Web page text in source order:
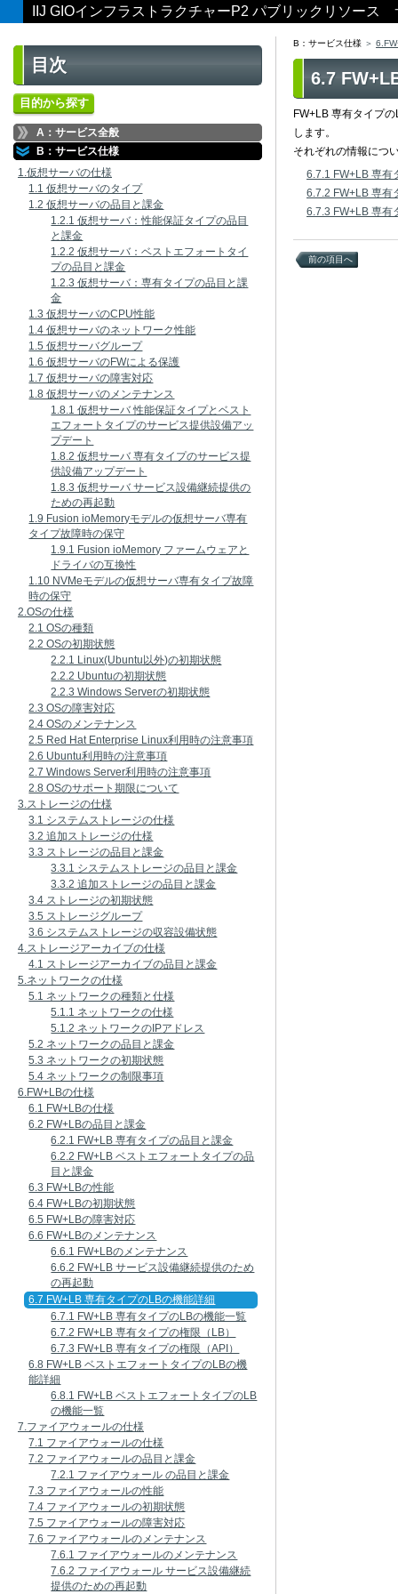
IIJ GIOインフラストラクチャーP2 パブリックリソース
目次
目的から探す
A：サービス全般
B：サービス仕様
1.仮想サーバの仕様
1.1 仮想サーバのタイプ
1.2 仮想サーバの品目と課金
1.2.1 仮想サーバ：性能保証タイプの品目
と課金
1.2.2 仮想サーバ：ベストエフォートタイ
プの品目と課金
1.2.3 仮想サーバ：専有タイプの品目と課
金
1.3 仮想サーバのCPU性能
1.4 仮想サーバのネットワーク性能
1.5 仮想サーバグループ
1.6 仮想サーバのFWによる保護
1.7 仮想サーバの障害対応
1.8 仮想サーバのメンテナンス
1.8.1 仮想サーバ 性能保証タイプとベスト
エフォートタイプのサービス提供設備アッ
プデート
1.8.2 仮想サーバ 専有タイプのサービス提
供設備アップデート
1.8.3 仮想サーバ サービス設備継続提供の
ための再起動
1.9 Fusion ioMemoryモデルの仮想サーバ専有
タイプ故障時の保守
1.9.1 Fusion ioMemory ファームウェアと
ドライバの互換性
1.10 NVMeモデルの仮想サーバ専有タイプ故障
時の保守
2.OSの仕様
2.1 OSの種類
2.2 OSの初期状態
2.2.1 Linux(Ubuntu以外)の初期状態
2.2.2 Ubuntuの初期状態
2.2.3 Windows Serverの初期状態
2.3 OSの障害対応
2.4 OSのメンテナンス
2.5 Red Hat Enterprise Linux利用時の注意事項
2.6 Ubuntu利用時の注意事項
2.7 Windows Server利用時の注意事項
2.8 OSのサポート期限について
3.ストレージの仕様
3.1 システムストレージの仕様
3.2 追加ストレージの仕様
3.3 ストレージの品目と課金
3.3.1 システムストレージの品目と課金
3.3.2 追加ストレージの品目と課金
3.4 ストレージの初期状態
3.5 ストレージグループ
3.6 システムストレージの収容設備状態
4.ストレージアーカイブの仕様
4.1 ストレージアーカイブの品目と課金
5.ネットワークの仕様
5.1 ネットワークの種類と仕様
5.1.1 ネットワークの仕様
5.1.2 ネットワークのIPアドレス
5.2 ネットワークの品目と課金
5.3 ネットワークの初期状態
5.4 ネットワークの制限事項
6.FW+LBの仕様
6.1 FW+LBの仕様
6.2 FW+LBの品目と課金
6.2.1 FW+LB 専有タイプの品目と課金
6.2.2 FW+LB ベストエフォートタイプの品
目と課金
6.3 FW+LBの性能
6.4 FW+LBの初期状態
6.5 FW+LBの障害対応
6.6 FW+LBのメンテナンス
6.6.1 FW+LBのメンテナンス
6.6.2 FW+LB サービス設備継続提供のため
の再起動
6.7 FW+LB 専有タイプのLBの機能詳細
6.7.1 FW+LB 専有タイプのLBの機能一覧
6.7.2 FW+LB 専有タイプの権限（LB）
6.7.3 FW+LB 専有タイプの権限（API）
6.8 FW+LB ベストエフォートタイプのLBの機
能詳細
6.8.1 FW+LB ベストエフォートタイプのLB
の機能一覧
7.ファイアウォールの仕様
7.1 ファイアウォールの仕様
7.2 ファイアウォールの品目と課金
7.2.1 ファイアウォール の品目と課金
7.3 ファイアウォールの性能
7.4 ファイアウォールの初期状態
7.5 ファイアウォールの障害対応
7.6 ファイアウォールのメンテナンス
7.6.1 ファイアウォールのメンテナンス
7.6.2 ファイアウォール サービス設備継続
提供のための再起動
B：サービス仕様
6.7
FW+LB 専有タイプ
します。
それぞれの情報につ
6.7.1 FW+LB 専有
6.7.2 FW+LB 専有
6.7.3 FW+LB 専有
前の項目へ